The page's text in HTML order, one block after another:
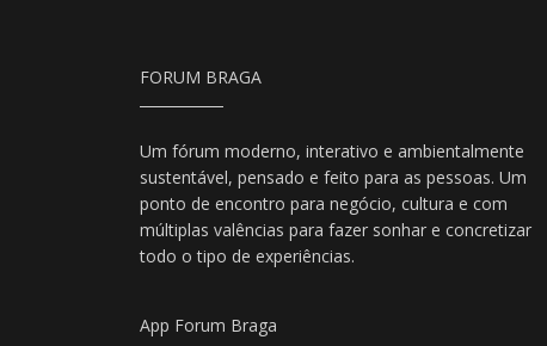
FORUM BRAGA
Um fórum moderno, interativo e ambientalmente
sustentável, pensado e feito para as pessoas. Um
ponto de encontro para negócio, cultura e com
múltiplas valências para fazer sonhar e concretizar
todo o tipo de experiências.
App Forum Braga